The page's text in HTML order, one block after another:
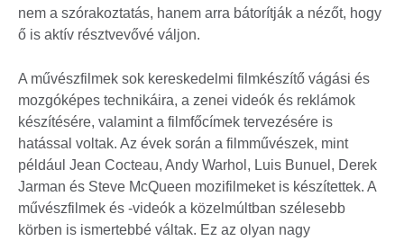
nem a szórakoztatás, hanem arra bátorítják a nézőt, hogy
ő is aktív résztvevővé váljon.
A művészfilmek sok kereskedelmi filmkészítő vágási és
mozgóképes technikáira, a zenei videók és reklámok
készítésére, valamint a filmfőcímek tervezésére is
hatással voltak. Az évek során a filmművészek, mint
például Jean Cocteau, Andy Warhol, Luis Bunuel, Derek
Jarman és Steve McQueen mozifilmeket is készítettek. A
művészfilmek és -videók a közelmúltban szélesebb
körben is ismertebbé váltak. Ez az olyan nagy